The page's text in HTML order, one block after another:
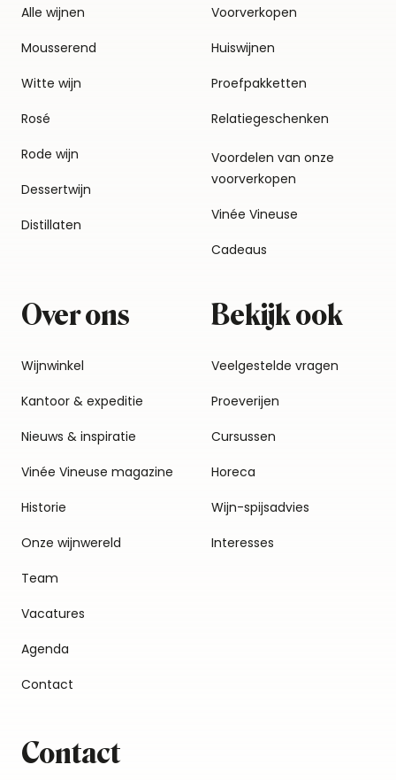
Alle wijnen
Mousserend
Witte wijn
Rosé
Rode wijn
Dessertwijn
Distillaten
Voorverkopen
Huiswijnen
Proefpakketten
Relatiegeschenken
Voordelen van onze
voorverkopen
Vinée Vineuse
Cadeaus
Over ons
Wijnwinkel
Kantoor & expeditie
Nieuws & inspiratie
Vinée Vineuse magazine
Historie
Onze wijnwereld
Team
Vacatures
Agenda
Contact
Bekijk ook
Veelgestelde vragen
Proeverijen
Cursussen
Horeca
Wijn-spijsadvies
Interesses
Contact